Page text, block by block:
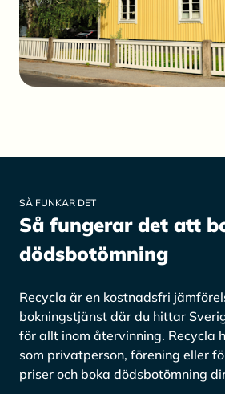
SÅ FUNKAR DET
Så fungerar det att
dödsbotömning
Recycla är en kostnadsfri
bokningstjänst där du hittar
för allt inom återvinning. Recycla
som privatperson, förening eller
priser och boka dödsbotömning